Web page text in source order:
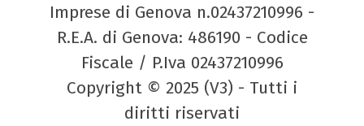
Imprese di Genova n.02437210996 -
R.E.A. di Genova: 486190 - Codice
Fiscale / P.Iva 02437210996
Copyright © 2025 (V3) - Tutti i
diritti riservati